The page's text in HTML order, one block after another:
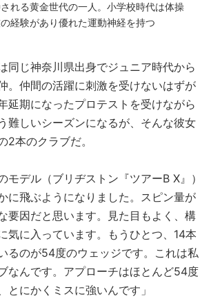
れる黄金世代の一人。小学校時代は体操
経験があり優れた運動神経を持つ
同じ神奈川県出身でジュニア時代から
。仲間の活躍に刺激を受けないはずが
延期になったプロテストを受けながら
難しいシーズンになるが、そんな彼女
2本のクラブだ。
モデル（ブリヂストン『ツアーB X』）
に飛ぶようになりました。スピン量が
要因だと思います。見た目もよく、構
気に入っています。もうひとつ、14本
るのが54度のウェッジです。これは私
なんです。アプローチはほとんど54度
とにかくミスに強いんです」